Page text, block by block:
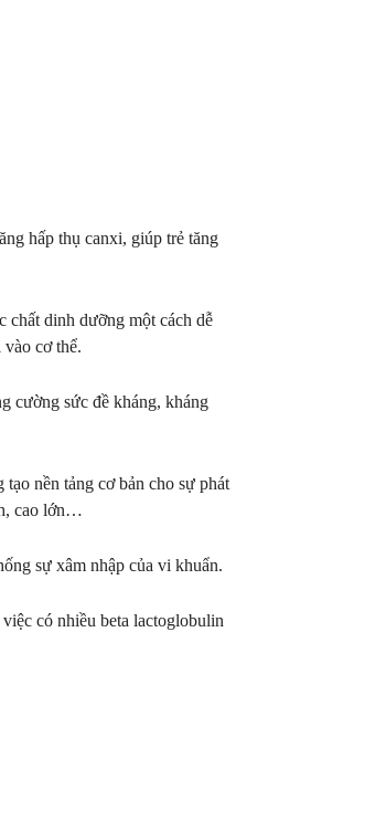
hấp thụ canxi, giúp trẻ tăng
dinh dưỡng một cách dễ
cơ thể.
cường sức đề kháng, kháng
nền tảng cơ bản cho sự phát
cao lớn…
sự xâm nhập của vi khuẩn.
có nhiều beta lactoglobulin